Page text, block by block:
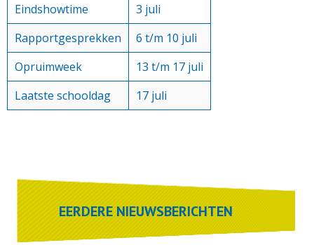
Eindshowtime
3 juli
Rapportgesprekken
6 t/m 10 juli
Opruimweek
13 t/m 17 juli
Laatste schooldag
17 juli
EERDERE NIEUWSBERICHTEN